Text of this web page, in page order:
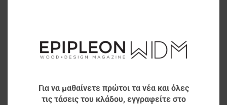
ξύλο στις ΗΠΑ αυξήθηκαν το...
Για να μαθαίνετε πρώτοι τα νέα και όλες
τις τάσεις του κλάδου, εγγραφείτε στο